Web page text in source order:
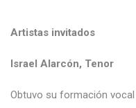
Artistas invitados
Israel Alarcón, Tenor
Obtuvo su formación